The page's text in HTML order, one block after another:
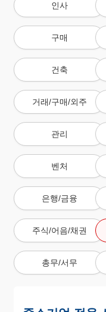
인사
구매
건축
거래/구매/외주
관리
벤처
은행/금융
주식/어음/채권
총무/서무